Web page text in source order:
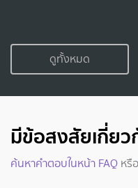
ดูทั้งหมด
มีข้อสงสัยเกี่ยว
ค้นหาคำตอบในหน้า FAQ หรือ